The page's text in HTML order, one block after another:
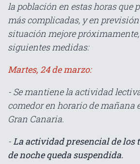
la población en estas horas que
más complicadas, y en previsión
situación mejore
siguientes medidas:
Martes, 24 de marzo:
- Se mantiene la actividad
comedor en horario de mañana
Gran Canaria.
-La actividad presencial de los
de noche queda suspendida.